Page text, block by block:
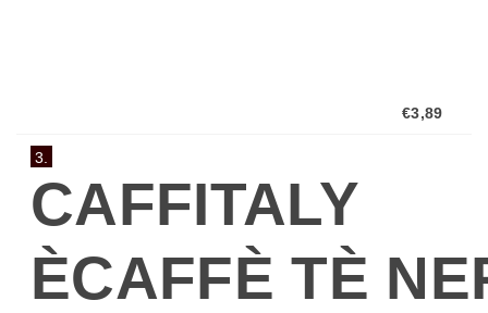
€3,89
3.
CAFFITALY
ÈCAFFÈ TÈ